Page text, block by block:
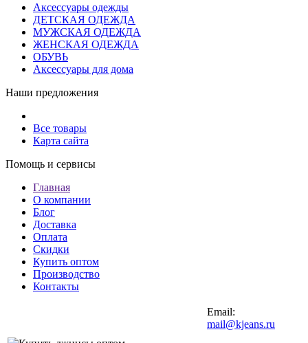
Аксессуары одежды
ДЕТСКАЯ ОДЕЖДА
МУЖСКАЯ ОДЕЖДА
ЖЕНСКАЯ ОДЕЖДА
ОБУВЬ
Аксессуары для дома
Наши предложения
Все товары
Карта сайта
Помощь и сервисы
Главная
О компании
Блог
Доставка
Оплата
Скидки
Купить оптом
Производство
Контакты
Email:
mail@kjeans.ru